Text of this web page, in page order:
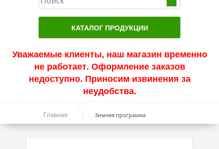
КАТАЛОГ ПРОДУКЦИИ
Актуальные продукты
Акции
Синтетические масла
Уважаемые клиенты, наш магазин временно
не работает. Оформление заказов
недоступно. Приносим извинения за
неудобства.
Главная Зимняя программа